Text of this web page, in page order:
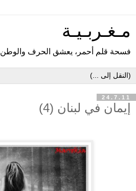
مـغـربـيـة
فسحة قلم أحمر، يعشق الحرف والوطن
24.7.11
إيمان في لبنان (4)